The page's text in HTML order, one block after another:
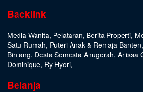
Backlink
Media Wanita, Pelataran, Berita Properti,
Satu Rumah, Puteri Anak & Remaja Banten,
Bintang, Desta Semesta Anugerah, Anissa
Dominique, Ry Hyori,
Belanja